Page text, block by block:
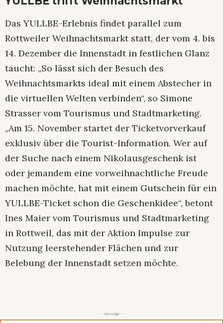
Das YULLBE-Erlebnis findet parallel zum
Rottweiler Weihnachtsmarkt statt, der vom 4. bis
14. Dezember die Innenstadt in festlichen Glanz
taucht: „So lässt sich der Besuch des
Weihnachtsmarkts ideal mit einem Abstecher in
die virtuellen Welten verbinden“, so Simone
Strasser vom Tourismus und Stadtmarketing.
„Am 15. November startet der Ticketvorverkauf
exklusiv über die Tourist-Information. Wer auf
der Suche nach einem Nikolausgeschenk ist
oder jemandem eine vorweihnachtliche Freude
machen möchte, hat mit einem Gutschein für ein
YULLBE-Ticket schon die Geschenkidee“, betont
Ines Maier vom Tourismus und Stadtmarketing
in Rottweil, das mit der Aktion Impulse zur
Nutzung leerstehender Flächen und zur
Belebung der Innenstadt setzen möchte.
- Anzeige -